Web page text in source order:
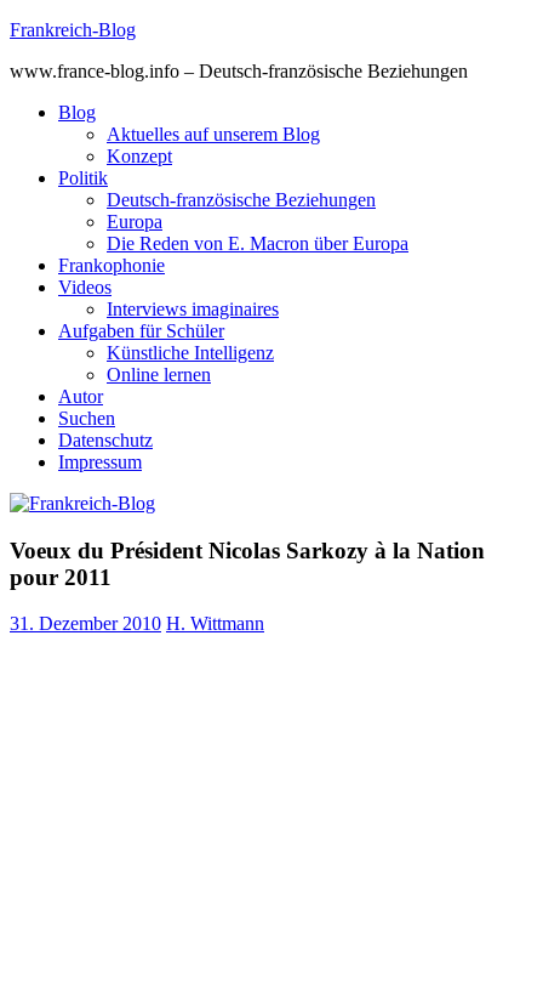
Skip
content
Frankreich-Blog
www.france-blog.info – Deutsch-französische Beziehungen
Blog
Aktuelles auf unserem Blog
Konzept
Politik
Deutsch-französische Beziehungen
Europa
Die Reden von E. Macron über Europa
Frankophonie
Videos
Interviews imaginaires
Aufgaben für Schüler
Künstliche Intelligenz
Online lernen
Autor
Suchen
Datenschutz
Impressum
Voeux du Président Nicolas Sarkozy à la Nation
pour 2011
31. Dezember 2010 H. Wittmann